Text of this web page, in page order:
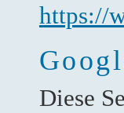
https://
Diese